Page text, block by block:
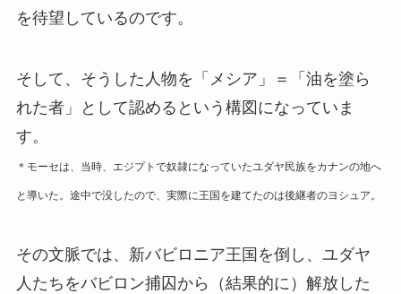
を待望しているのです。
そして、そうした人物を「メシア」＝「油を塗ら
れた者」として認めるという構図になっていま
す。
＊モーセは、当時、エジプトで奴隷になっていたユダヤ民族をカナンの地へ
と導いた。途中で没したので、実際に王国を建てたのは後継者のヨシュア。
その文脈では、新バビロニア王国を倒し、ユダヤ
人たちをバビロン捕囚から（結果的に）解放した